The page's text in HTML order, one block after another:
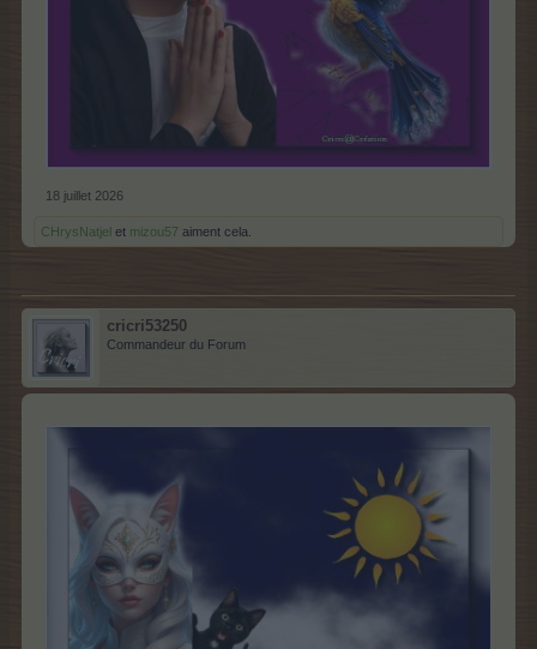
18 juillet 2026
CHrysNatjel et mizou57 aiment cela.
cricri53250
Commandeur du Forum